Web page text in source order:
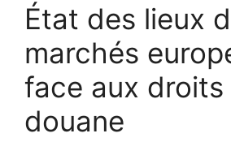
État des lieux
marchés
face aux droits
douane